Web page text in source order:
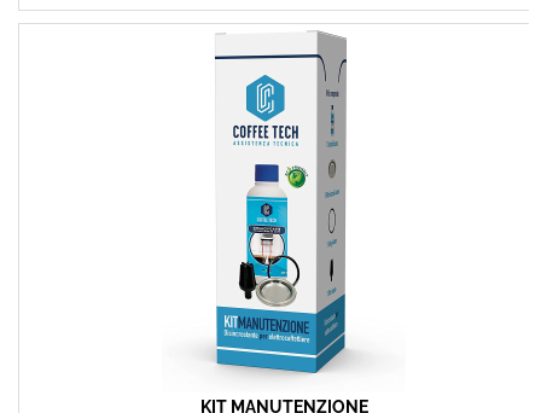
KIT MANUTENZIONE